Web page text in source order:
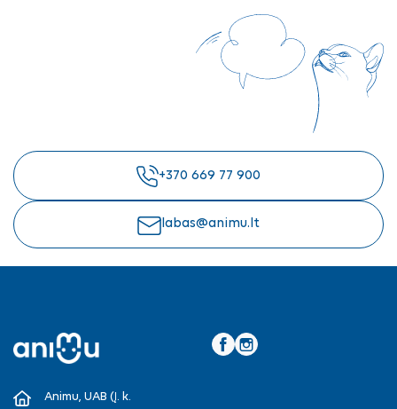
+370 669 77 900
labas@animu.lt
Animu, UAB (Į. k.